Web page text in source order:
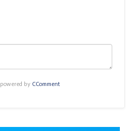
by CComment